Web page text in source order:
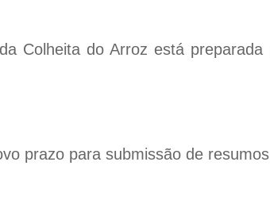
Colheita do Arroz está
prazo para submissão de resumos